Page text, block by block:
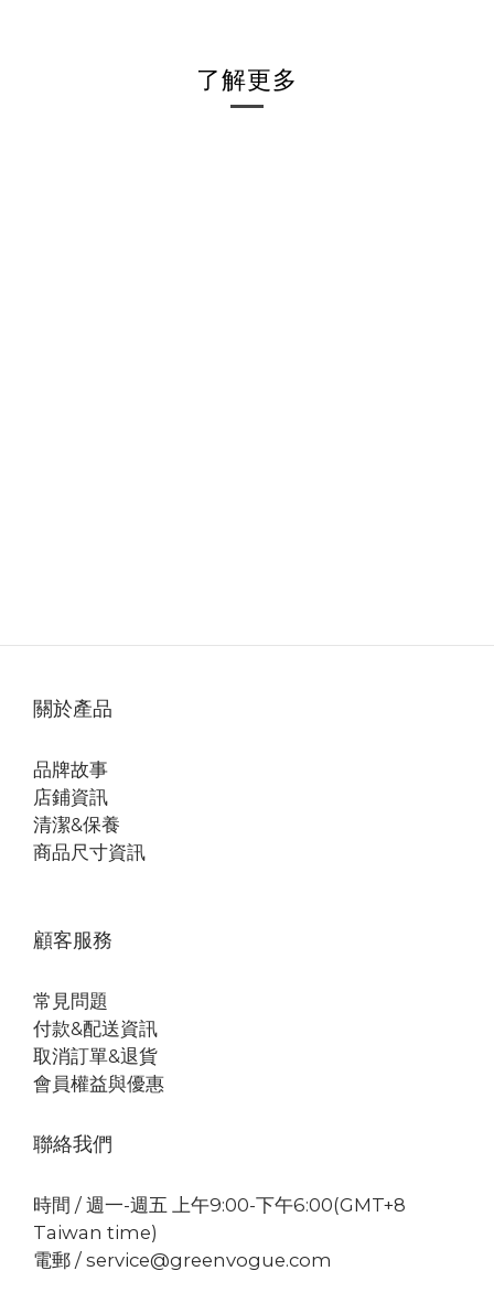
了解更多
關於產品
品牌故事
店鋪資訊
清潔&保養
商品尺寸資訊
顧客服務
常見問題
付款&配送資訊
取消訂單&退貨
會員權益與優惠
聯絡我們
時間 / 週一-週五 上午9:00-下午6:00(GMT+8
Taiwan time)
電郵 / service@greenvogue.com